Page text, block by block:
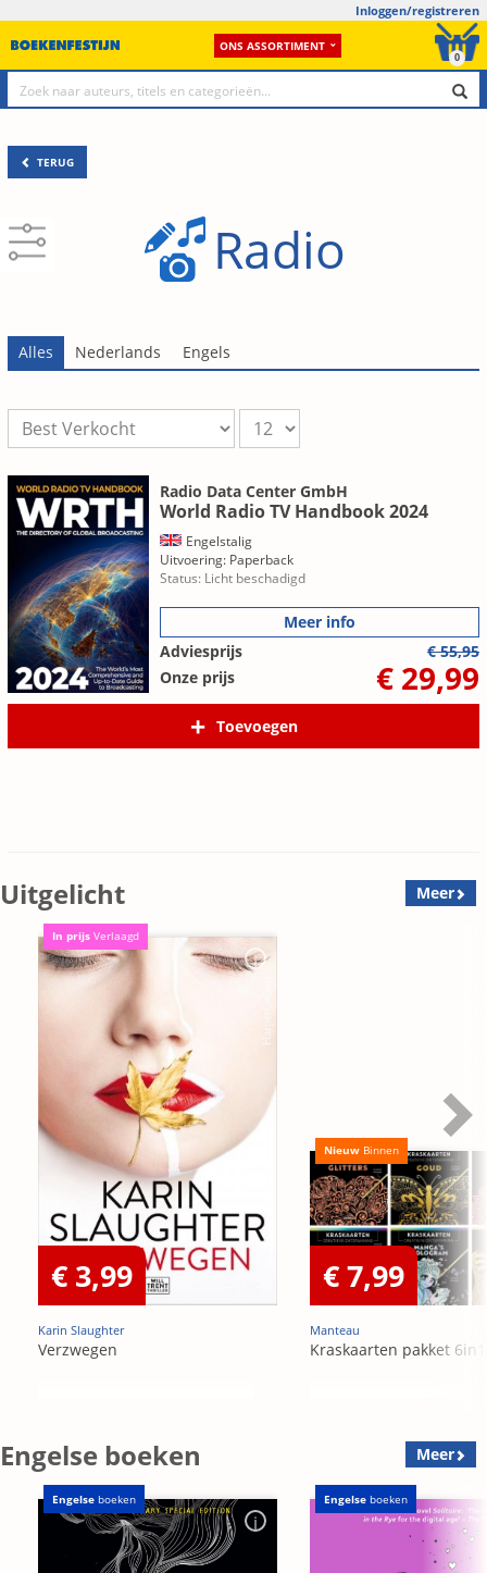
Inloggen/registreren
ONS ASSORTIMENT
0
TERUG
Radio
Radio Data Center GmbH
World Radio TV Handbook 2024
Engelstalig
Uitvoering: Paperback
Status: Licht beschadigd
Meer info
Adviesprijs
€ 55,95
Onze prijs
€ 29,99
Toevoegen
Uitgelicht Meer
In prijs Verlaagd
€ 3,99
Karin Slaughter
Verzwegen
Nieuw Binnen
€ 7,99
Manteau
Kraskaarten pakket 6in1
Engelse boeken Meer
Engelse boeken Engelse boeken